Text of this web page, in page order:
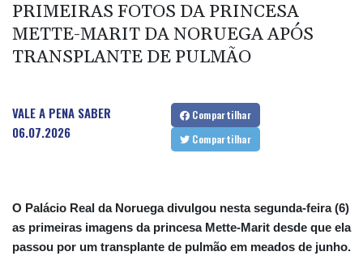
PRIMEIRAS FOTOS DA PRINCESA
METTE-MARIT DA NORUEGA APÓS
TRANSPLANTE DE PULMÃO
VALE A PENA SABER
06.07.2026
Compartilhar
Compartilhar
O Palácio Real da Noruega divulgou nesta segunda-feira (6)
as primeiras imagens da princesa Mette-Marit desde que ela
passou por um transplante de pulmão em meados de junho.